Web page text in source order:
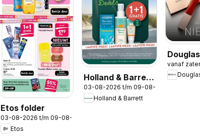
Etos folder
03-08-2026 t/m 09-08-2026
Etos
Holland & Barrett
folder
03-08-2026 t/m 09-08-2026
Holland & Barrett
vanaf